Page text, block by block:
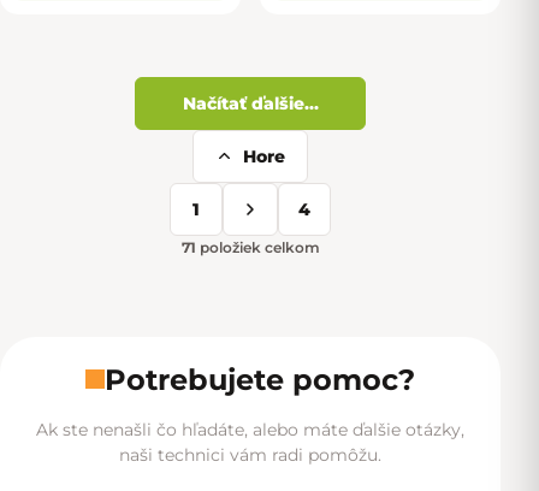
Ovládacie prvky výpisu
Načítať ďalšie...
1 4
71 položiek celkom
Hore
Potrebujete pomoc?
Ak ste nenašli čo hľadáte, alebo máte ďalšie otázky,
naši technici vám radi pomôžu.